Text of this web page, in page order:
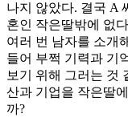
나지 않았다. 결국 A
혼인 작은딸밖에 없
여러 번 남자를 소개
들어 부쩍 기력과 기
보기 위해 그러는 것
산과 기업을 작은딸
까?